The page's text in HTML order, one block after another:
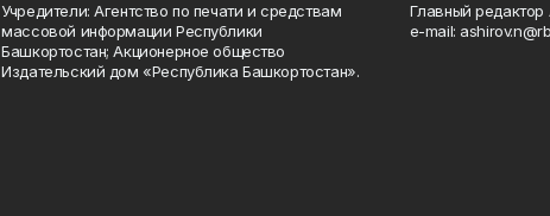
Учредители: Агентство по печати и средствам
массовой информации Республики
Башкортостан; Акционерное общество
Издательский дом «Республика Башкортостан».
Главный
e-mail: